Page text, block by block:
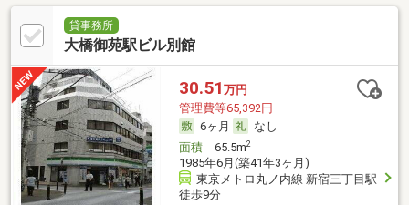
貸事務所
大橋御苑駅ビル別館
30.51 万円
管理費等65,392円
6ヶ月
なし
面積65.5m2
1985年6月(築41年3ヶ月)
東京メトロ丸ノ内線 新宿三丁目駅
徒歩9分